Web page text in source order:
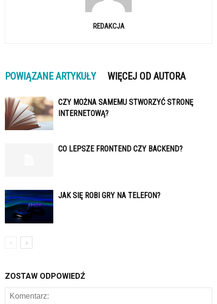
REDAKCJA
POWIĄZANE ARTYKUŁY WIĘCEJ OD AUTORA
CZY MOŻNA SAMEMU STWORZYĆ STRONĘ
INTERNETOWĄ?
CO LEPSZE FRONTEND CZY BACKEND?
JAK SIĘ ROBI GRY NA TELEFON?
ZOSTAW ODPOWIEDŹ